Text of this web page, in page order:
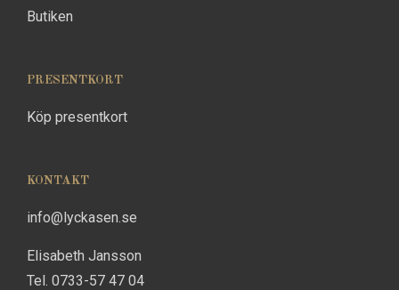
Butiken
PRESENTKORT
Köp presentkort
KONTAKT
info@lyckasen.se
Elisabeth Jansson
Tel. 0733-57 47 04